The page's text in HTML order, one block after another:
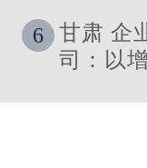
6
甘肃 企
司：以